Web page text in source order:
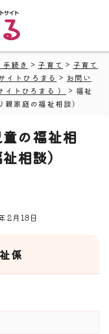
手続き > 子育て > 子育て
イトひろまる > お問い
トひろまる ）
> 福祉
家庭の福祉相談）
の福祉相
相談）
2月 18 日
係